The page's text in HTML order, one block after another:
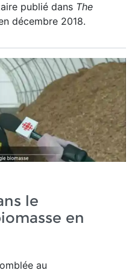
publié dans The
décembre 2018.
le
en
au